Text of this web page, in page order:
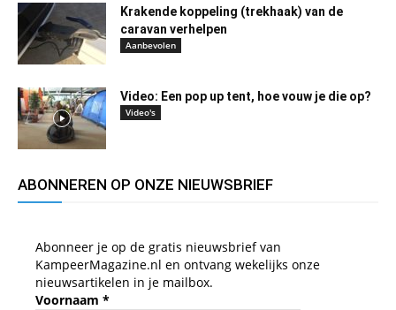
Krakende koppeling (trekhaak) van de
caravan verhelpen
Aanbevolen
Video: Een pop up tent, hoe vouw je die op?
Video's
ABONNEREN OP ONZE NIEUWSBRIEF
Abonneer je op de gratis nieuwsbrief van
KampeerMagazine.nl en ontvang wekelijks onze
nieuwsartikelen in je mailbox.
Voornaam *